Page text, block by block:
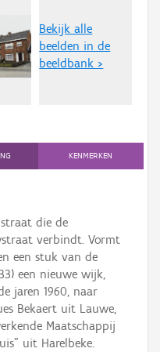
Bekijk alle
beelden in de
beeldbank >
KENMERKEN
die de
verbindt. Vormt
een stuk van de
een nieuwe wijk,
jaren 1960, naar
Bekaert uit Lauwe,
Maatschappij
uit Harelbeke.